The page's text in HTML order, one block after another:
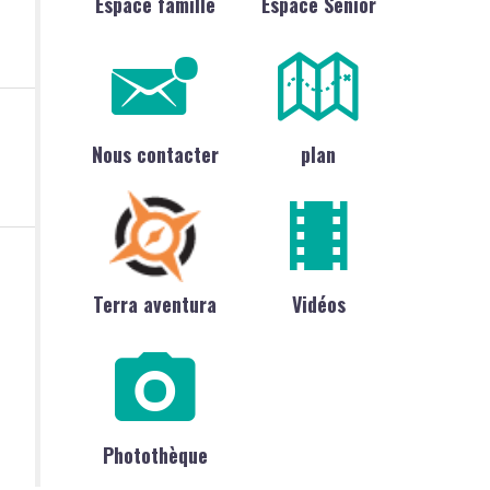
Nous contacter plan
Terra aventura Vidéos
Photothèque